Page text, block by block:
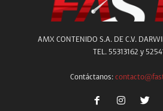
AMX CONTENIDO S.A. DE C.V.
TEL. 55313162 y
Contáctanos: